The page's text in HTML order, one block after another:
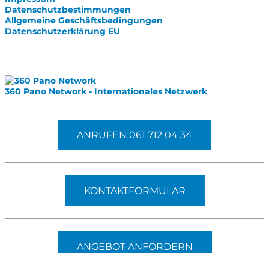
Datenschutzbestimmungen
Allgemeine Geschäftsbedingungen
Datenschutzerklärung EU
360 Pano Network - Internationales Netzwerk
ANRUFEN 061 712 04 34
KONTAKTFORMULAR
ANGEBOT ANFORDERN